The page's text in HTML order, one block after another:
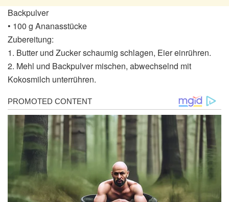
Backpulver
• 100 g Ananasstücke
Zubereitung:
1. Butter und Zucker schaumig schlagen, Eier einrühren.
2. Mehl und Backpulver mischen, abwechselnd mit
Kokosmilch unterrühren.